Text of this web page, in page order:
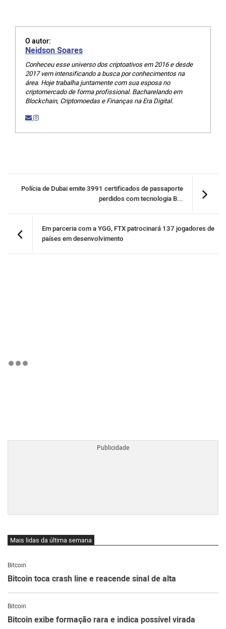
O autor:
Neidson Soares
Conheceu esse universo dos criptoativos em 2016 e desde
2017 vem intensificando a busca por conhecimentos na
área. Hoje trabalha juntamente com sua esposa no
criptomercado de forma profissional. Bacharelando em
Blockchain, Criptomoedas e Finanças na Era Digital.
Polícia de Dubai emite 3991 certificados de passaporte
perdidos com tecnologia B...
Em parceria com a YGG, FTX patrocinará 137 jogadores de
países em desenvolvimento
Mais lidas da última semana
Bitcoin
Bitcoin toca crash line e reacende sinal de alta
Bitcoin
Bitcoin exibe formação rara e indica possível virada